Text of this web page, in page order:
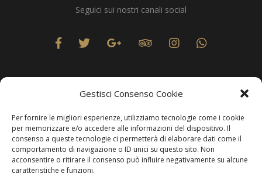
Gestisci Consenso Cookie
Per fornire le migliori esperienze, utilizziamo tecnologie come i cookie
per memorizzare e/o accedere alle informazioni del dispositivo. Il
consenso a queste tecnologie ci permetterà di elaborare dati come il
comportamento di navigazione o ID unici su questo sito. Non
acconsentire o ritirare il consenso può influire negativamente su alcune
caratteristiche e funzioni.
Seguici sui nostri canali social
Privacy
Produzione WebResolvis Marketing & Comunicazione